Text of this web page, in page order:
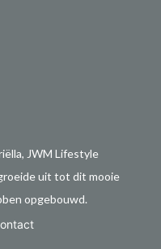
JWM Lifestyle
uit tot dit mooie
opgebouwd.